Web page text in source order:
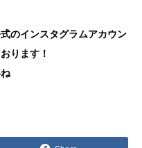
のインスタグラムアカウン
ります！